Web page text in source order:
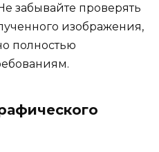
забывайте проверять
изображения,
полностью